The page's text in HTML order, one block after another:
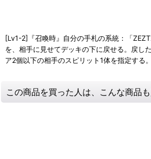
[Lv1-2]『召喚時』自分の手札の系統：「
を、相手に見せてデッキの下に戻せる。戻し
ア2個以下の相手のスピリット1体を指定する
この商品を買った人は、こんな商品